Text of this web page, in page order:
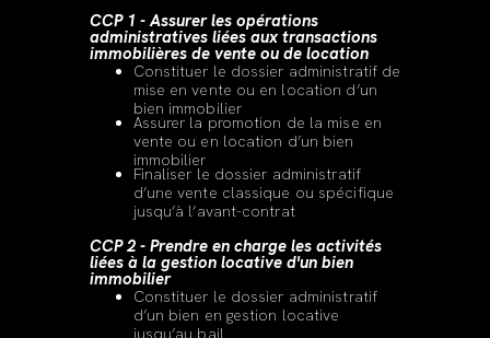
CCP 1 - Assurer les opérations
administratives liées aux transactions
immobilières de vente ou de location
Constituer le dossier administratif de
mise en vente ou en location d’un
bien immobilier
Assurer la promotion de la mise en
vente ou en location d’un bien
immobilier
Finaliser le dossier administratif
d’une vente classique ou spécifique
jusqu’à l’avant-contrat
CCP 2 - Prendre en charge les activités
liées à la gestion locative d'un bien
immobilier
Constituer le dossier administratif
d’un bien en gestion locative
jusqu’au bail